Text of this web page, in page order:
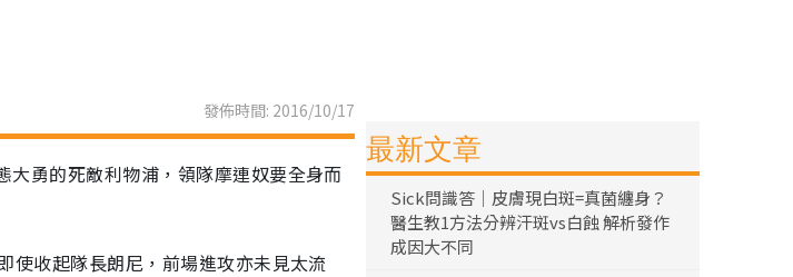
發佈時間: 2016/10/17
勇的死敵利物浦，領隊摩連奴要全身而
使收起隊長朗尼，前場進攻亦未見太流
最新文章
Sick問識答｜皮膚現白斑=真菌纏身？
醫生教1方法分辨汗斑vs白蝕 解析發作
成因大不同